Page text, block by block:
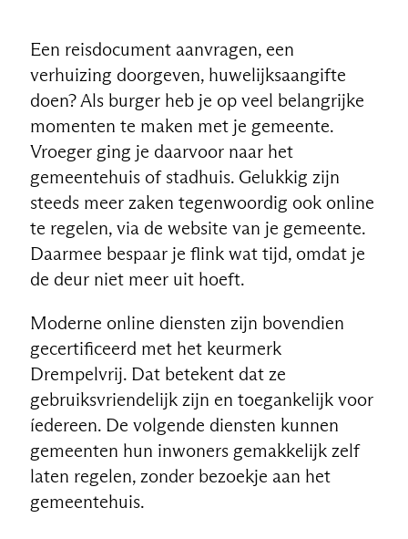
Een reisdocument aanvragen, een
verhuizing doorgeven, huwelijksaangifte
doen? Als burger heb je op veel belangrijke
momenten te maken met je gemeente.
Vroeger ging je daarvoor naar het
gemeentehuis of stadhuis. Gelukkig zijn
steeds meer zaken tegenwoordig ook online
te regelen, via de website van je gemeente.
Daarmee bespaar je flink wat tijd, omdat je
de deur niet meer uit hoeft.
Moderne online diensten zijn bovendien
gecertificeerd met het keurmerk
Drempelvrij. Dat betekent dat ze
gebruiksvriendelijk zijn en toegankelijk voor
íedereen. De volgende diensten kunnen
gemeenten hun inwoners gemakkelijk zelf
laten regelen, zonder bezoekje aan het
gemeentehuis.